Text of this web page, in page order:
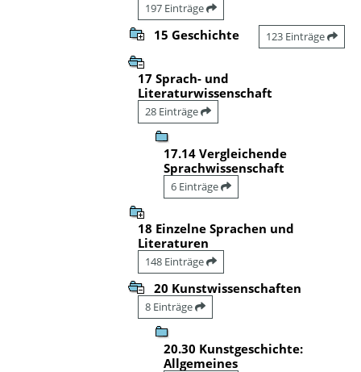
197 Einträge
15 Geschichte 123 Einträge
17 Sprach- und
Literaturwissenschaft
28 Einträge
17.14 Vergleichende
Sprachwissenschaft
6 Einträge
18 Einzelne Sprachen und
Literaturen
148 Einträge
20 Kunstwissenschaften
8 Einträge
20.30 Kunstgeschichte:
Allgemeines